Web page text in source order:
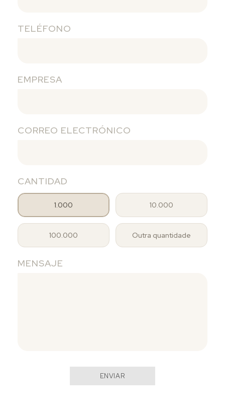
TELÉFONO
EMPRESA
CORREO ELECTRÓNICO
CANTIDAD
1.000 10.000
100.000 Outra quantidade
MENSAJE
ENVIAR